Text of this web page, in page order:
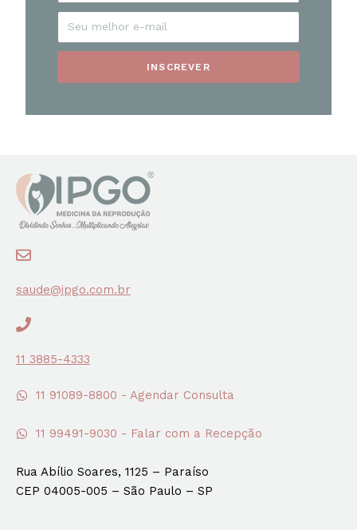
INSCREVER
saude@ipgo.com.br
11 3885-4333
11 91089-8800 - Agendar Consulta
11 99491-9030 - Falar com a Recepção
Rua Abílio Soares, 1125 – Paraíso
CEP 04005-005 – São Paulo – SP